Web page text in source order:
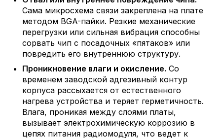
Сама микросхема связи закреплена на плате
методом BGA-пайки. Резкие механические
перегрузки или сильная вибрация способны
сорвать чип с посадочных «пятаков» или
повредить его внутреннюю структуру.
Проникновение влаги и окисление. Со
временем заводской адгезивный контур
корпуса рассыхается от естественного
нагрева устройства и теряет герметичность.
Влага, проникая между слоями платы,
вызывает электрохимическую коррозию в
цепях питания радиомодуля, что ведет к